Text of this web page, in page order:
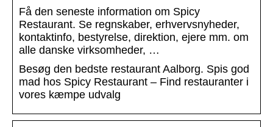
Få den seneste information om Spicy
Restaurant. Se regnskaber, erhvervsnyheder,
kontaktinfo, bestyrelse, direktion, ejere mm. om
alle danske virksomheder, …
Besøg den bedste restaurant Aalborg. Spis god
mad hos Spicy Restaurant – Find restauranter i
vores kæmpe udvalg